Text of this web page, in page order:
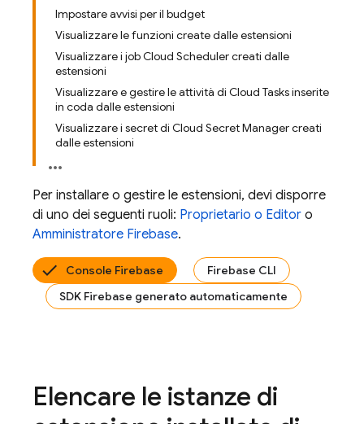
Impostare avvisi per il budget
Visualizzare le funzioni create dalle estensioni
Visualizzare i job Cloud Scheduler creati dalle
estensioni
Visualizzare e gestire le attività di Cloud Tasks inserite
in coda dalle estensioni
Visualizzare i secret di Cloud Secret Manager creati
dalle estensioni
Per installare o gestire le estensioni, devi disporre
di uno dei seguenti ruoli: Proprietario o Editor o
Amministratore Firebase.
Console Firebase
Firebase CLI
SDK Firebase generato automaticamente
Elencare le istanze di